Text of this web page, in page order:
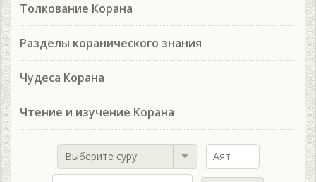
Толкование Корана
Разделы коранического знания
Чудеса Корана
Чтение и изучение Корана
Выберите суру